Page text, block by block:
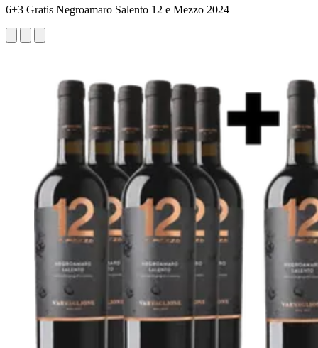
6+3 Gratis Negroamaro Salento 12 e Mezzo 2024